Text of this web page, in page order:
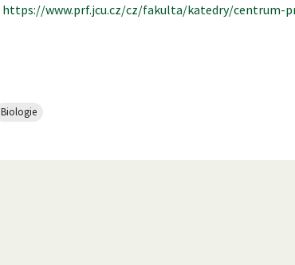
https://www.prf.jcu.cz/cz/fakulta/katedry/centrum-
Biologie